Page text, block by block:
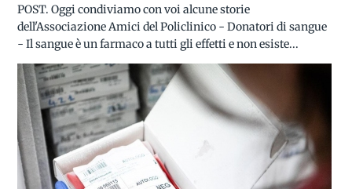
POST. Oggi condiviamo con voi alcune storie
dell'Associazione Amici del Policlinico - Donatori di sangue
- Il sangue è un farmaco a tutti gli effetti e non esiste...